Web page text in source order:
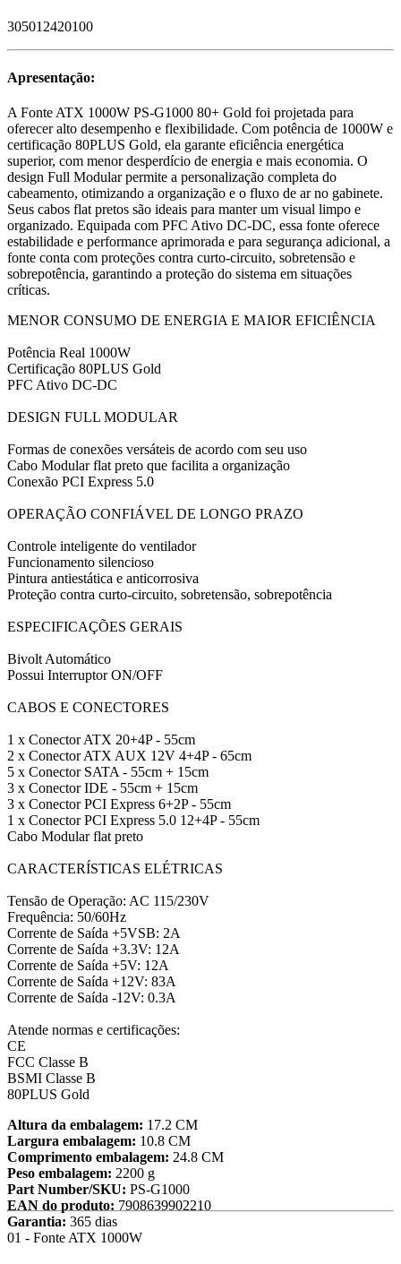
305012420100
Apresentação:
A Fonte ATX 1000W PS-G1000 80+ Gold foi projetada para
oferecer alto desempenho e flexibilidade. Com potência de 1000W e
certificação 80PLUS Gold, ela garante eficiência energética
superior, com menor desperdício de energia e mais economia. O
design Full Modular permite a personalização completa do
cabeamento, otimizando a organização e o fluxo de ar no gabinete.
Seus cabos flat pretos são ideais para manter um visual limpo e
organizado. Equipada com PFC Ativo DC-DC, essa fonte oferece
estabilidade e performance aprimorada e para segurança adicional, a
fonte conta com proteções contra curto-circuito, sobretensão e
sobrepotência, garantindo a proteção do sistema em situações
críticas.
MENOR CONSUMO DE ENERGIA E MAIOR EFICIÊNCIA
Potência Real 1000W
Certificação 80PLUS Gold
PFC Ativo DC-DC
DESIGN FULL MODULAR
Formas de conexões versáteis de acordo com seu uso
Cabo Modular flat preto que facilita a organização
Conexão PCI Express 5.0
OPERAÇÃO CONFIÁVEL DE LONGO PRAZO
Controle inteligente do ventilador
Funcionamento silencioso
Pintura antiestática e anticorrosiva
Proteção contra curto-circuito, sobretensão, sobrepotência
ESPECIFICAÇÕES GERAIS
Bivolt Automático
Possui Interruptor ON/OFF
CABOS E CONECTORES
1 x Conector ATX 20+4P - 55cm
2 x Conector ATX AUX 12V 4+4P - 65cm
5 x Conector SATA - 55cm + 15cm
3 x Conector IDE - 55cm + 15cm
3 x Conector PCI Express 6+2P - 55cm
1 x Conector PCI Express 5.0 12+4P - 55cm
Cabo Modular flat preto
CARACTERÍSTICAS ELÉTRICAS
Tensão de Operação: AC 115/230V
Frequência: 50/60Hz
Corrente de Saída +5VSB: 2A
Corrente de Saída +3.3V: 12A
Corrente de Saída +5V: 12A
Corrente de Saída +12V: 83A
Corrente de Saída -12V: 0.3A
Atende normas e certificações:
CE
FCC Classe B
BSMI Classe B
80PLUS Gold
Altura da embalagem: 17.2 CM
Largura embalagem: 10.8 CM
Comprimento embalagem: 24.8 CM
Peso embalagem: 2200 g
Part Number/SKU: PS-G1000
EAN do produto: 7908639902210
Garantia: 365 dias
01 - Fonte ATX 1000W